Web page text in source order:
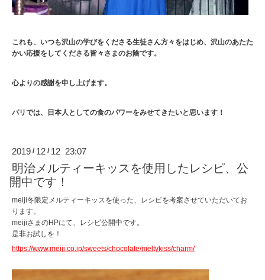
これも、いつも沢山の学びをくださる生徒さん方々をはじめ、沢山のあたた
かい応援をしてくださる皆々さまのお陰です。
心よりの感謝を申し上げます。
パリでは、日本人としての食のパワーをみせてきたいと思います！
2019 / 12 / 12 23:07
明治メルティーキッスを使用したレシピ、公
開中です！
meiji冬限定メルティーキッスを使った、レシピを考案させていただいてお
ります。
meijiさまのHPにて、レシピ公開中です。
是非お試しを！
https://www.meiji.co.jp/sweets/chocolate/meltykiss/charm/